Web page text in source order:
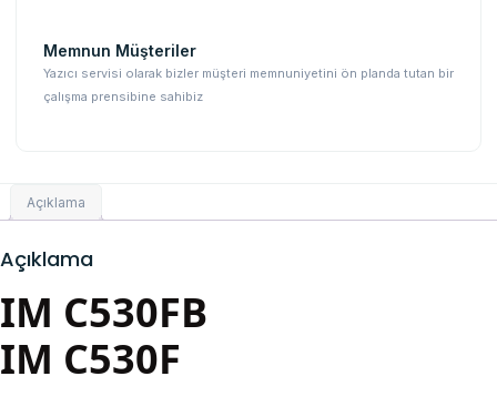
Memnun Müşteriler
Yazıcı servisi olarak bizler müşteri memnuniyetini ön planda tutan bir
çalışma prensibine sahibiz
Açıklama
Açıklama
IM C530FB
IM C530F